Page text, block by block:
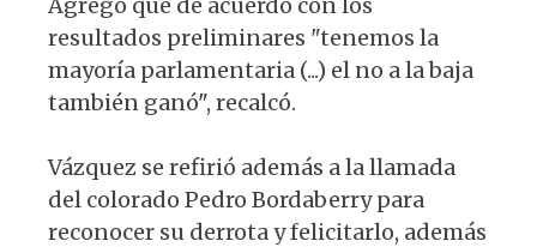
resultados preliminares "tenemos la
mayoría parlamentaria (...) el no a la baja
también ganó", recalcó.
Vázquez se refirió además a la llamada
del colorado Pedro Bordaberry para
reconocer su derrota y felicitarlo, además